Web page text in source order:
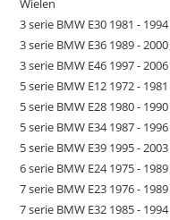
3 serie BMW E30 1981 - 1994
3 serie BMW E36 1989 - 2000
3 serie BMW E46 1997 - 2006
5 serie BMW E12 1972 - 1981
5 serie BMW E28 1980 - 1990
5 serie BMW E34 1987 - 1996
5 serie BMW E39 1995 - 2003
6 serie BMW E24 1975 - 1989
7 serie BMW E23 1976 - 1989
7 serie BMW E32 1985 - 1994